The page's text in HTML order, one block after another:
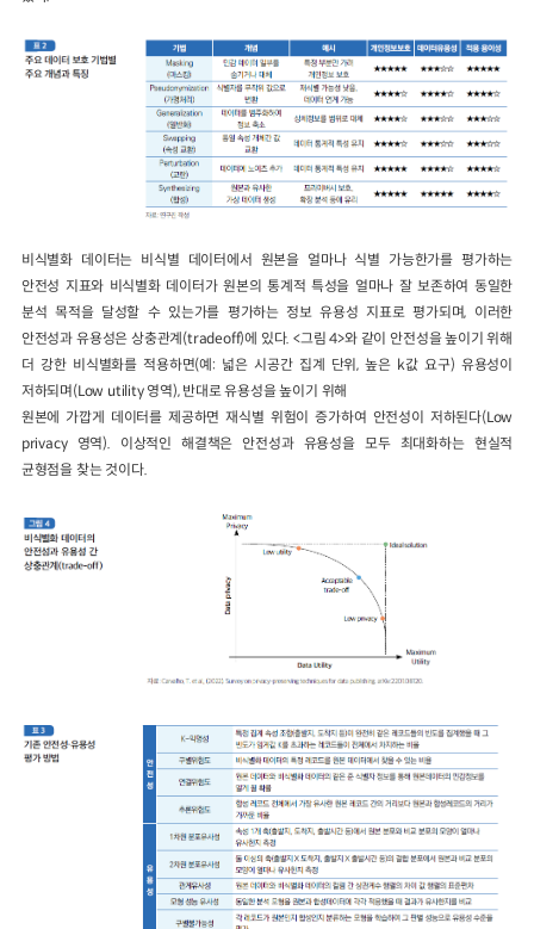
비식별화 데이터는 비식별 데이터에서 원본을 얼마나 식별 가능한가를 평가하는
안전성 지표와 비식별화 데이터가 원본의 통계적 특성을 얼마나 잘 보존하여 동일한
분석 목적을 달성할 수 있는가를 평가하는 정보 유용성 지표로 평가되며, 이러한
안전성과 유용성은 상충관계(tradeoff)에 있다. <그림 4>와 같이 안전성을 높이기 위해
더 강한 비식별화를 적용하면(예: 넓은 시공간 집계 단위, 높은 k값 요구) 유용성이
저하되며(Low utility 영역), 반대로 유용성을 높이기 위해
원본에 가깝게 데이터를 제공하면 재식별 위험이 증가하여 안전성이 저하된다(Low
privacy 영역). 이상적인 해결책은 안전성과 유용성을 모두 최대화하는 현실적
균형점을 찾는 것이다.